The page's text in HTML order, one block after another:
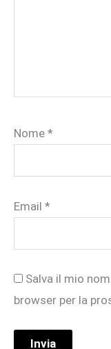
Nome *
Email *
Salva il mio
browser per la